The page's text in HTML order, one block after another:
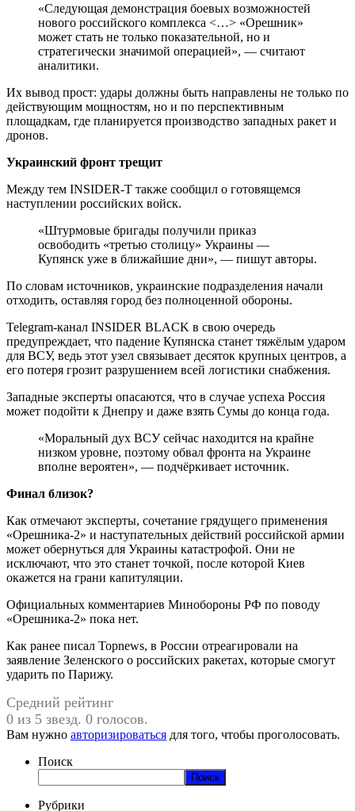
«Следующая демонстрация боевых возможностей
нового российского комплекса <…> «Орешник»
может стать не только показательной, но и
стратегически значимой операцией», — считают
аналитики.
Их вывод прост: удары должны быть направлены не только по
действующим мощностям, но и по перспективным
площадкам, где планируется производство западных ракет и
дронов.
Украинский фронт трещит
Между тем INSIDER-T также сообщил о готовящемся
наступлении российских войск.
«Штурмовые бригады получили приказ
освободить «третью столицу» Украины —
Купянск уже в ближайшие дни», — пишут авторы.
По словам источников, украинские подразделения начали
отходить, оставляя город без полноценной обороны.
Telegram-канал INSIDER BLACK в свою очередь
предупреждает, что падение Купянска станет тяжёлым ударом
для ВСУ, ведь этот узел связывает десяток крупных центров, а
его потеря грозит разрушением всей логистики снабжения.
Западные эксперты опасаются, что в случае успеха Россия
может подойти к Днепру и даже взять Сумы до конца года.
«Моральный дух ВСУ сейчас находится на крайне
низком уровне, поэтому обвал фронта на Украине
вполне вероятен», — подчёркивает источник.
Финал близок?
Как отмечают эксперты, сочетание грядущего применения
«Орешника-2» и наступательных действий российской армии
может обернуться для Украины катастрофой. Они не
исключают, что это станет точкой, после которой Киев
окажется на грани капитуляции.
Официальных комментариев Минобороны РФ по поводу
«Орешника-2» пока нет.
Как ранее писал Topnews, в России отреагировали на
заявление Зеленского о российских ракетах, которые смогут
ударить по Парижу.
Средний рейтинг
0 из 5 звезд. 0 голосов.
Вам нужно авторизироваться для того, чтобы проголосовать.
Поиск
Поиск
Рубрики